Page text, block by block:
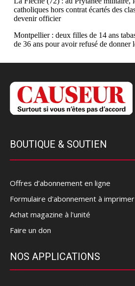
BOUTIQUE & SOUTIEN
Offres d’abonnement en ligne
Formulaire d'abonnement à imprimer
Achat magazine à l'unité
Faire un don
NOS APPLICATIONS